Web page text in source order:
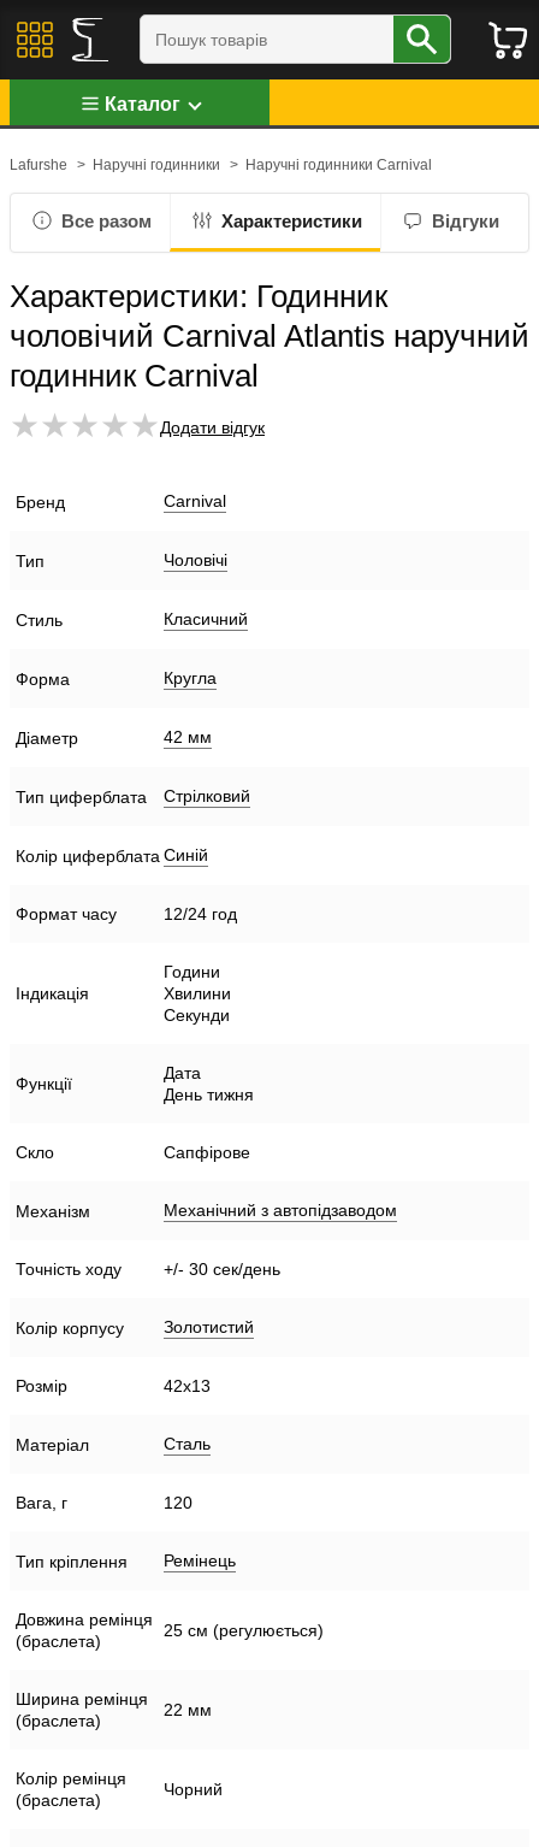
Каталог
Lafurshe > Наручні годинники > Наручні годинники Carnival
Все разом Характеристики Відгуки
Характеристики: Годинник
чоловічий Carnival Atlantis наручний
годинник Carnival
Додати відгук
Бренд Carnival
Тип Чоловічі
Стиль Класичний
Форма Кругла
Діаметр 42 мм
Тип циферблата Стрілковий
Колір циферблата Синій
Формат часу 12/24 год
Індикація
Години
Хвилини
Секунди
Функції
Дата
День тижня
Скло Сапфірове
Механізм Механічний з автопідзаводом
Точність ходу +/- 30 сек/день
Колір корпусу Золотистий
Розмір 42х13
Матеріал Сталь
Вага, г 120
Тип кріплення Ремінець
Довжина ремінця
(браслета)
25 см (регулюється)
Ширина ремінця
(браслета)
22 мм
Колір ремінця
(браслета)
Чорний